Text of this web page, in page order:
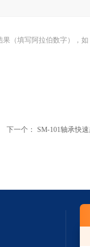
果（填写阿拉伯数字），
下一个： SM-101轴承快